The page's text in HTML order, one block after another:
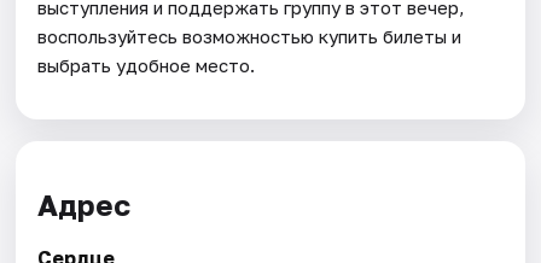
выступления и поддержать группу в этот вечер,
воспользуйтесь возможностью купить билеты и
выбрать удобное место.
Адрес